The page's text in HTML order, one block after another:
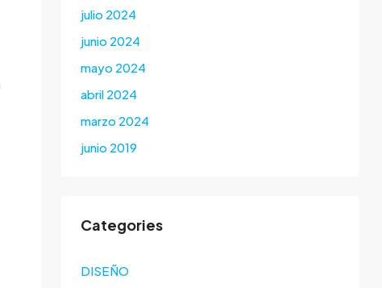
julio 2024
junio 2024
mayo 2024
abril 2024
marzo 2024
junio 2019
Categories
DISEÑO